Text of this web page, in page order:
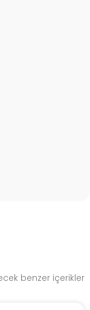
benzer içerikler